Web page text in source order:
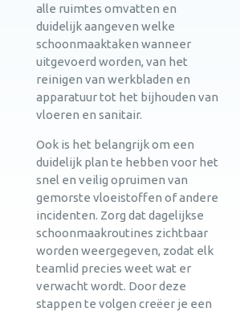
alle ruimtes omvatten en
duidelijk aangeven welke
schoonmaaktaken wanneer
uitgevoerd worden, van het
reinigen van werkbladen en
apparatuur tot het bijhouden van
vloeren en sanitair.
Ook is het belangrijk om een
duidelijk plan te hebben voor het
snel en veilig opruimen van
gemorste vloeistoffen of andere
incidenten. Zorg dat dagelijkse
schoonmaakroutines zichtbaar
worden weergegeven, zodat elk
teamlid precies weet wat er
verwacht wordt. Door deze
stappen te volgen creëer je een